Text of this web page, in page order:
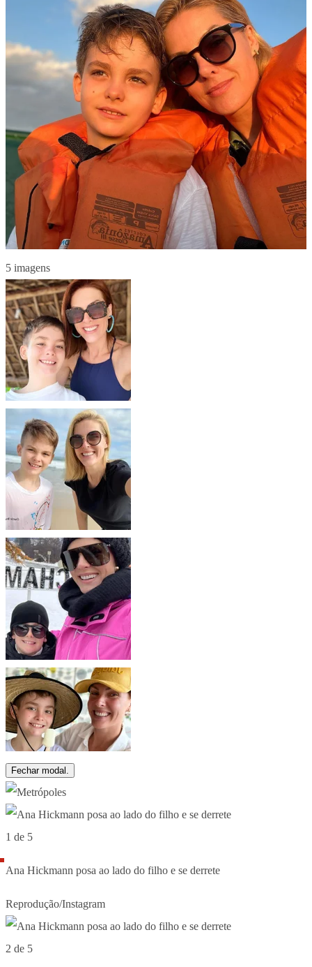
5 imagens
Fechar modal.
1 de 5
Ana Hickmann posa ao lado do filho e se derrete
Reprodução/Instagram
2 de 5